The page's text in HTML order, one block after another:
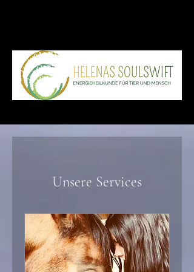
Unsere Services